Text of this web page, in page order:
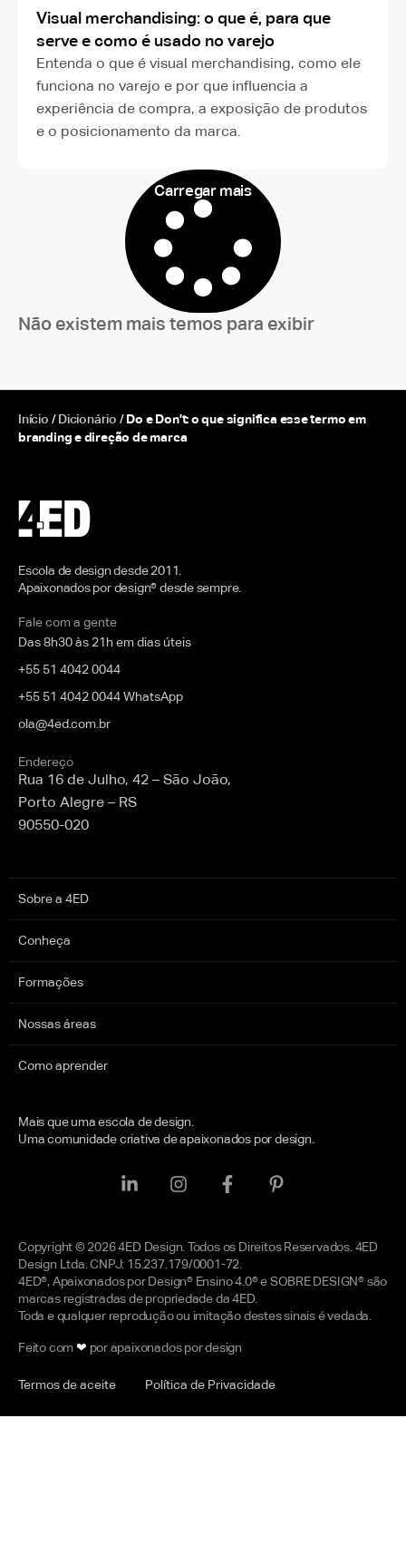
Visual merchandising: o que é, para que
serve e como é usado no varejo
Entenda o que é visual merchandising, como ele
funciona no varejo e por que influencia a
experiência de compra, a exposição de produtos
e o posicionamento da marca.
Carregar mais
Não existem mais temos para exibir
Início /Dicionário /Do e Don’t: o que significa esse termo em
branding e direção de marca
Escola de design desde 2011.
Apaixonados por design® desde sempre.
Fale com a gente
Das 8h30 às 21h em dias úteis
+55 51 4042 0044
+55 51 4042 0044 WhatsApp
ola@4ed.com.br
Endereço
Rua 16 de Julho, 42 – São João,
Porto Alegre – RS
90550-020
Sobre a 4ED
Conheça
Formações
Nossas áreas
Como aprender
Mais que uma escola de design.
Uma comunidade criativa de apaixonados por design.
Copyright © 2026 4ED Design. Todos os Direitos Reservados. 4ED
Design Ltda. CNPJ: 15.237.179/0001-72.
4ED®, Apaixonados por Design® Ensino 4.0® e SOBRE DESIGN® são
marcas registradas de propriedade da 4ED.
Toda e qualquer reprodução ou imitação destes sinais é vedada.
Feito com❤ por apaixonados por design
Termos de aceite Política de Privacidade